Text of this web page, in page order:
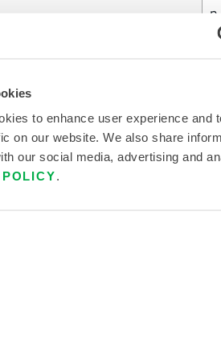
to enhance user experience and
on our website. We also share
our social media, advertising and
.
n
z
r
a
t